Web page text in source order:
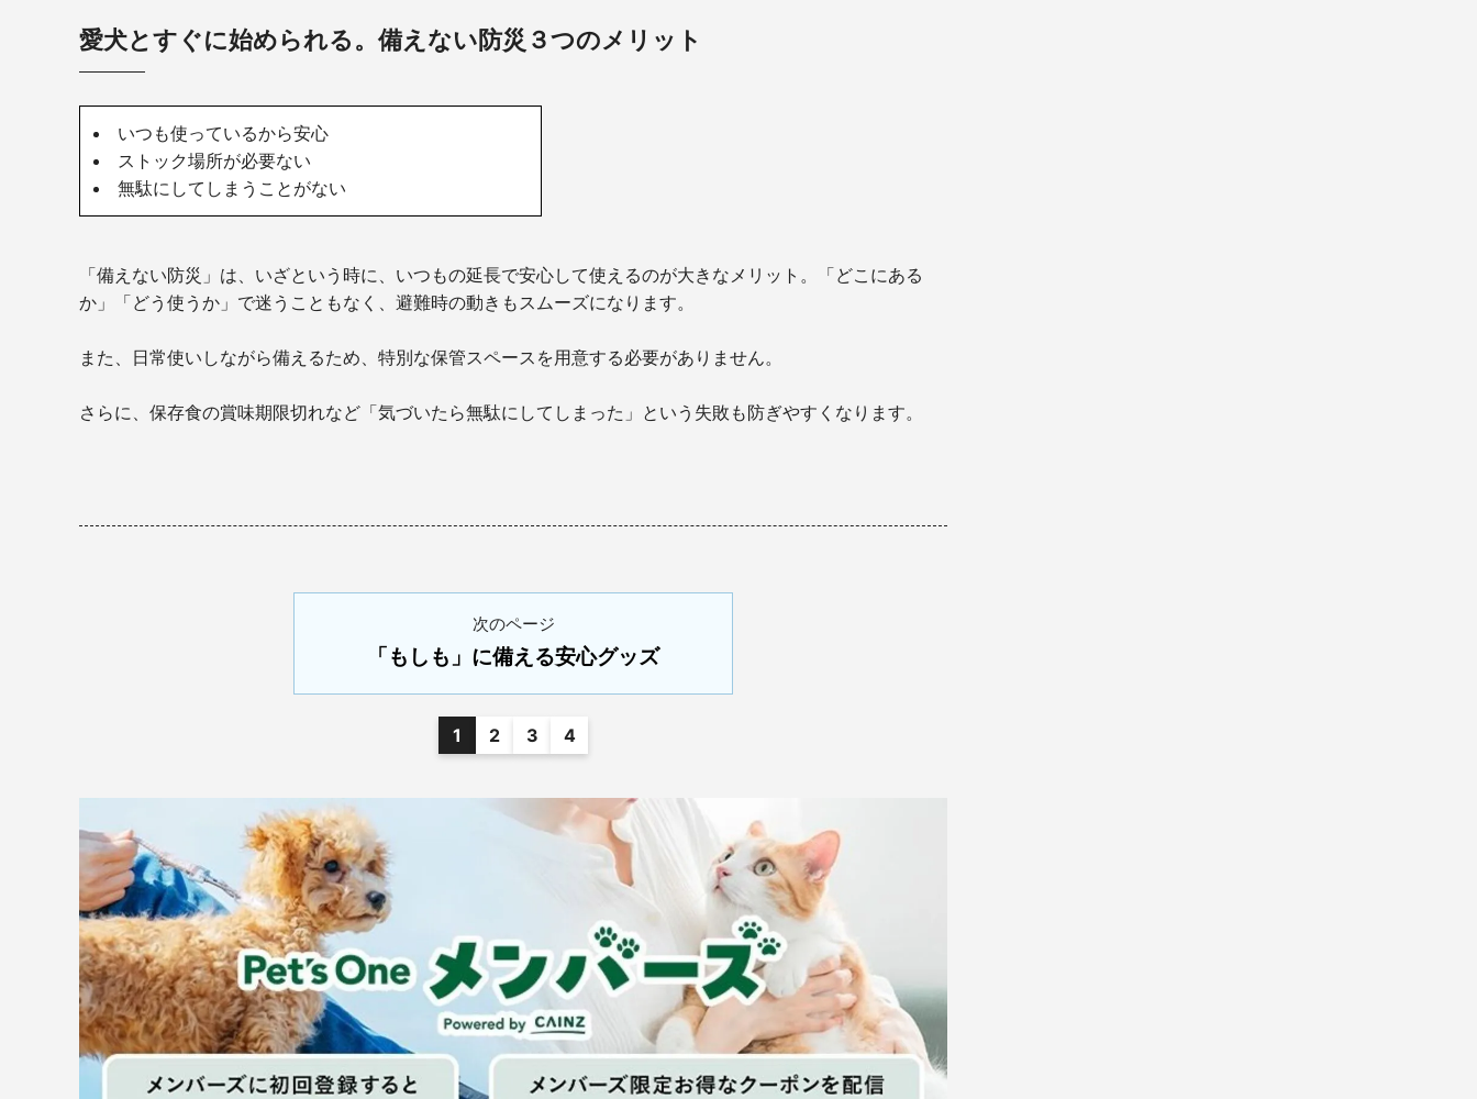
愛犬とすぐに始められる。備えない防災３つのメリット
いつも使っているから安心
ストック場所が必要ない
無駄にしてしまうことがない
「備えない防災」は、いざという時に、いつもの延長で安心して使えるのが大きなメリット。「どこにある
か」「どう使うか」で迷うこともなく、避難時の動きもスムーズになります。
また、日常使いしながら備えるため、特別な保管スペースを用意する必要がありません。
さらに、保存食の賞味期限切れなど「気づいたら無駄にしてしまった」という失敗も防ぎやすくなります。
次のページ
「もしも」に備える安心グッズ
1 2 3 4